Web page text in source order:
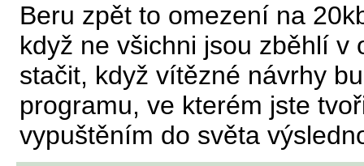
Beru zpět to omezení na
když ne všichni jsou zběhlí v
stačit, když vítězné návrhy
programu, ve kterém jste
vypuštěním do světa